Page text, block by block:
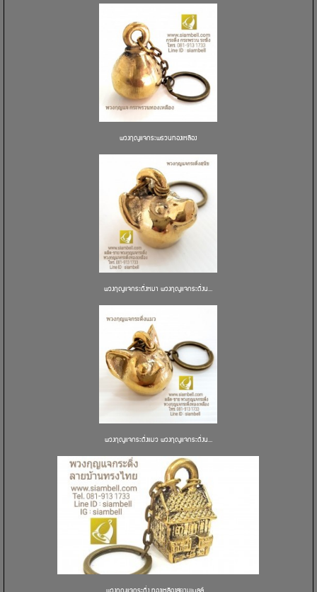
พวงกุญแจกระพรวนทองเหลือง
พวงกุญแจกระดิ่งหมา พวงกุญแจกระดิ่งน...
พวงกุญแจกระดิ่งแมว พวงกุญแจกระดิ่งน...